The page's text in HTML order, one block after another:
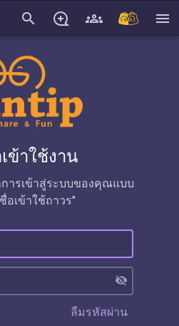
search menu
ข้าใช้งาน
ารเข้าสู่ระบบของคุณแบบ
อเข้าใช้ถาวร"
visibility_off
ลืมรหัสผ่าน